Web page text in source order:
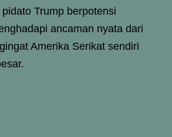
Trump berpotensi
ancaman nyata dari
Amerika Serikat sendiri